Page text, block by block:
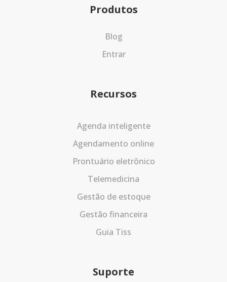
Produtos
Blog
Entrar
Recursos
Agenda inteligente
Agendamento online
Prontuário eletrônico
Telemedicina
Gestão de estoque
Gestão financeira
Guia Tiss
Suporte